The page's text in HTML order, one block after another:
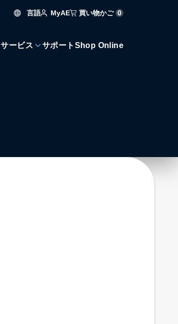
言語 MyAE 買い物かご 0
サービス サポート Shop Online